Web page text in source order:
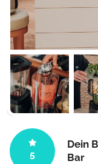
5
Dein
Bar